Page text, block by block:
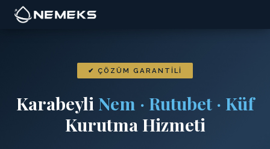
✔ ÇÖZÜM GARANTILI
Karabeyli Nem · Rutubet · Küf
Kurutma Hizmeti